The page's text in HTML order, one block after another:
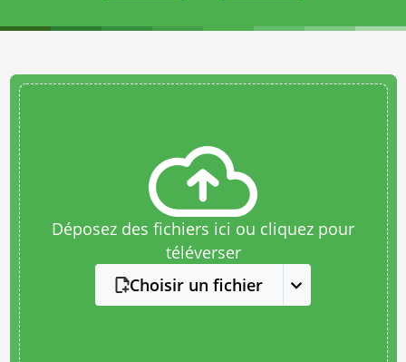
Déposez des fichiers ici ou cliquez pour
téléverser
Choisir un fichier